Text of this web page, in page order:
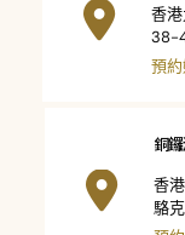
香
38-
預
銅
香
駱